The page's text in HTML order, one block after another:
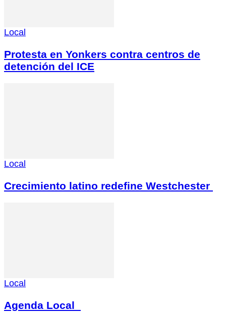
Local
Protesta en Yonkers contra centros de
detención del ICE
Local
Crecimiento latino redefine Westchester
Local
Agenda Local